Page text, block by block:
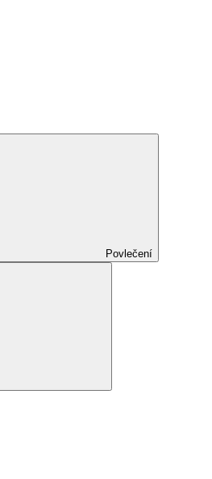
Povlečení